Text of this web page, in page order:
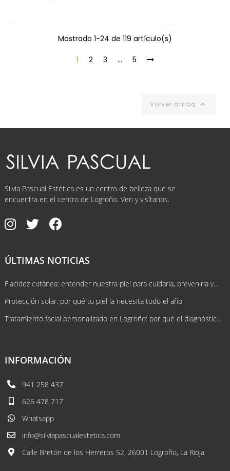
Mostrado 1-24 de 119 artículo(s)
1 2 3 … 5
Volver arriba 
Silvia Pascual Estética es un centro de belleza que se
encuentra en el centro de Logroño. Ven y visítanos.
ÚLTIMAS NOTICIAS
Flacidez cutánea: entender nuestra piel para cuidarla, prevenirla y...
Protección solar: por qué tu piel la necesita todo el año
Tratamiento facial personalizado en Logroño: por qué el diagnóstico lo cambia...
INFORMACIÓN
941 258 437
626 478 717
Whatsapp
info@silviapascualestetica.com
Calle Bretón de los Herreros 52, 26001 Logroño, La Rioja